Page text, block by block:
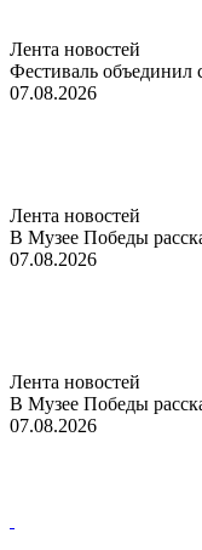
Лента новостей
Фестиваль объединил
07.08.2026
Лента новостей
В Музее Победы
07.08.2026
Лента новостей
В Музее Победы
07.08.2026